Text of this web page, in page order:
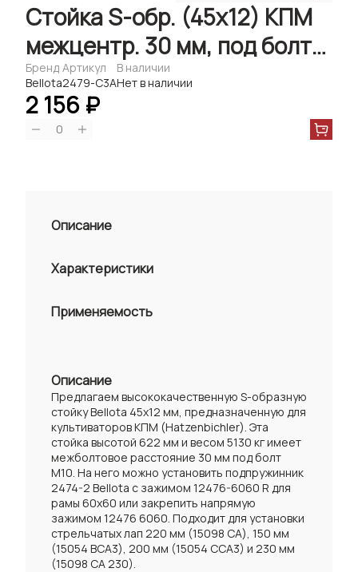
Стойка S-обр. (45х12) КПМ
межцентр. 30 мм, под болт
М10 (Hatzenbichler) Bellota
Бренд
Bellota
Артикул
2479-C3A
В наличии
Нет в наличии
2 156 ₽
0
Описание
Характеристики
Применяемость
Описание
Предлагаем высококачественную S-образную
стойку Bellota 45x12 мм, предназначенную для
культиваторов КПМ (Hatzenbichler). Эта
стойка высотой 622 мм и весом 5130 кг имеет
межболтовое расстояние 30 мм под болт
М10. На него можно установить подпружинник
2474-2 Bellota с зажимом 12476-6060 R для
рамы 60х60 или закрепить напрямую
зажимом 12476 6060. Подходит для установки
стрельчатых лап 220 мм (15098 СА), 150 мм
(15054 BCA3), 200 мм (15054 ССА3) и 230 мм
(15098 СА 230).